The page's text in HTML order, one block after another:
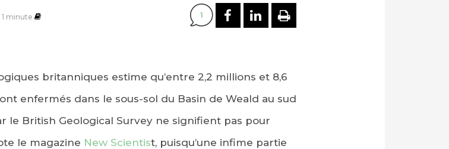
minute 1 PARTAGER SUR FACEBOOK
PARTAGER SUR
IMPRIMER
britanniques estime qu’entre 2,2 millions et 8,6
enfermés dans le sous-sol du Basin de Weald au sud
le British Geological Survey ne signifient pas pour
le magazine New Scientist, puisqu’une infime partie